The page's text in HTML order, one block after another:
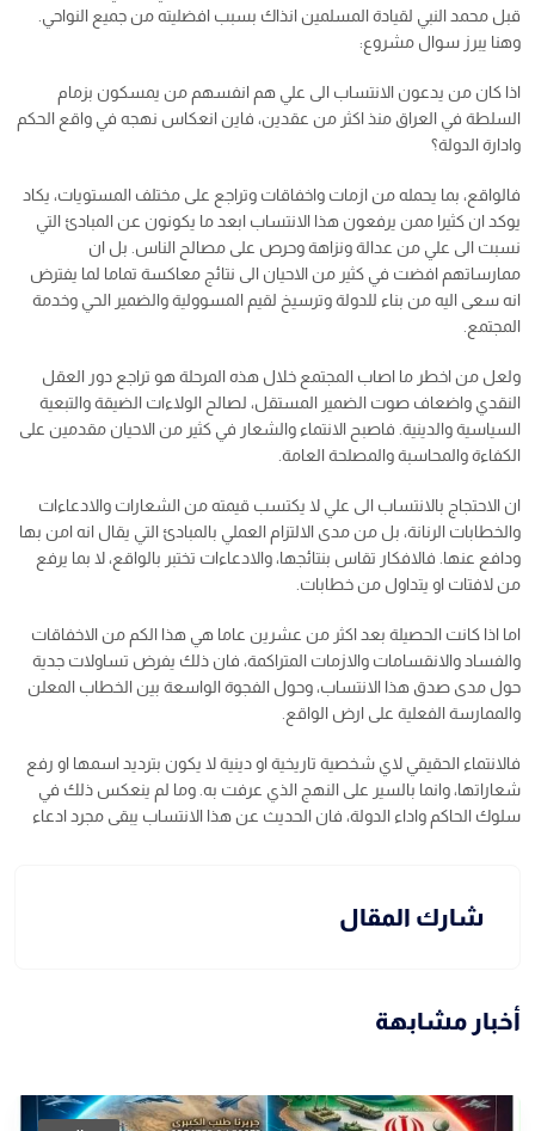
قبل محمد النبي لقيادة المسلمين انذاك بسبب افضليته من جميع النواحي.
وهنا يبرز سوال مشروع:
اذا كان من يدعون الانتساب الى علي هم انفسهم من يمسكون بزمام
السلطة في العراق منذ اكثر من عقدين، فاين انعكاس نهجه في واقع الحكم
وادارة الدولة؟
فالواقع، بما يحمله من ازمات واخفاقات وتراجع على مختلف المستويات، يكاد
يوكد ان كثيرا ممن يرفعون هذا الانتساب ابعد ما يكونون عن المبادئ التي
نسبت الى علي من عدالة ونزاهة وحرص على مصالح الناس. بل ان
ممارساتهم افضت في كثير من الاحيان الى نتائج معاكسة تماما لما يفترض
انه سعى اليه من بناء للدولة وترسيخ لقيم المسوولية والضمير الحي وخدمة
المجتمع.
ولعل من اخطر ما اصاب المجتمع خلال هذه المرحلة هو تراجع دور العقل
النقدي واضعاف صوت الضمير المستقل، لصالح الولاءات الضيقة والتبعية
السياسية والدينية. فاصبح الانتماء والشعار في كثير من الاحيان مقدمين على
الكفاءة والمحاسبة والمصلحة العامة.
ان الاحتجاج بالانتساب الى علي لا يكتسب قيمته من الشعارات والادعاءات
والخطابات الرنانة، بل من مدى الالتزام العملي بالمبادئ التي يقال انه امن بها
ودافع عنها. فالافكار تقاس بنتائجها، والادعاءات تختبر بالواقع، لا بما يرفع
من لافتات او يتداول من خطابات.
اما اذا كانت الحصيلة بعد اكثر من عشرين عاما هي هذا الكم من الاخفاقات
والفساد والانقسامات والازمات المتراكمة، فان ذلك يفرض تساولات جدية
حول مدى صدق هذا الانتساب، وحول الفجوة الواسعة بين الخطاب المعلن
والممارسة الفعلية على ارض الواقع.
فالانتماء الحقيقي لاي شخصية تاريخية او دينية لا يكون بترديد اسمها او رفع
شعاراتها، وانما بالسير على النهج الذي عرفت به. وما لم ينعكس ذلك في
سلوك الحاكم واداء الدولة، فان الحديث عن هذا الانتساب يبقى مجرد ادعاء
شارك المقال
أخبار مشابهة